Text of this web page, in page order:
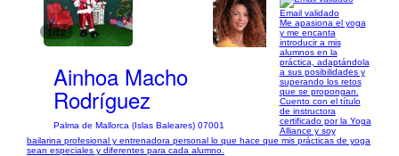
1/12
Ainhoa Macho
Rodríguez
Palma de Mallorca (Islas Baleares) 07001
Email validado
Me apasiona el yoga
y me encanta
introducir a mis
alumnos en la
práctica, adaptándola
a sus posibilidades y
superando los retos
que se propongan.
Cuento con el título
de instructora
certificado por la Yoga
Alliance y soy
bailarina profesional y entrenadora personal lo que hace que mis prácticas de yoga
sean especiales y diferentes para cada alumno.